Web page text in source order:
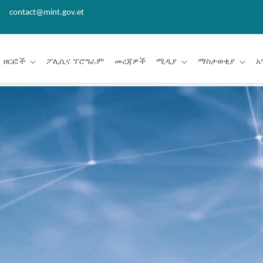
contact@mint.gov.et
ዘርፎች ፖሊሲና ፕሮግራም መረጃዎች ሚዲያ ማስታወቂያ